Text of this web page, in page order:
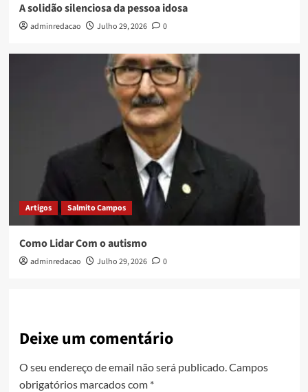
A solidão silenciosa da pessoa idosa
adminredacao Julho 29, 2026 0
Artigos Salmito Campos
Como Lidar Com o autismo
adminredacao Julho 29, 2026 0
Deixe um comentário
O seu endereço de email não será publicado.Campos
obrigatórios marcados com *